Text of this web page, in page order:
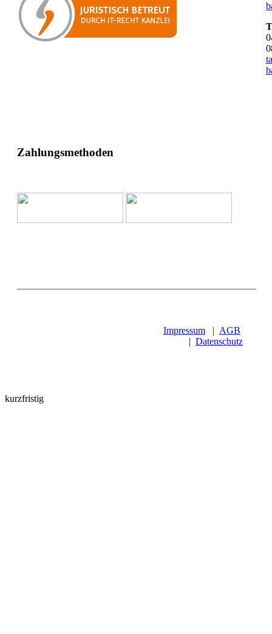
Zahlungsmethoden
Impressum | AGB
| Datenschutz
kurzfristig